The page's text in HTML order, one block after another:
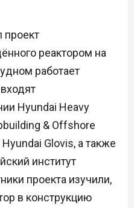
проект
реактором на
работает
Hyundai Heavy
& Offshore
Glovis, а также
институт
проекта изучили,
в конструкцию